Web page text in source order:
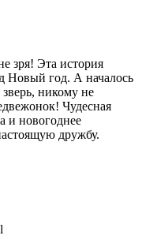
зря! Эта история
Новый год. А началось
никому не
Чудесная
и новогоднее
дружбу.